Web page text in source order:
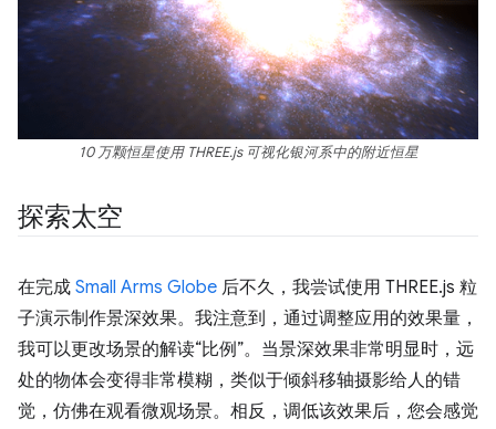
10 万颗恒星使用 THREE.js 可视化银河系中的附近恒星
探索太空
在完成 Small Arms Globe 后不久，我尝试使用 THREE.js 粒
子演示制作景深效果。我注意到，通过调整应用的效果量，
我可以更改场景的解读“比例”。当景深效果非常明显时，远
处的物体会变得非常模糊，类似于倾斜移轴摄影给人的错
觉，仿佛在观看微观场景。相反，调低该效果后，您会感觉